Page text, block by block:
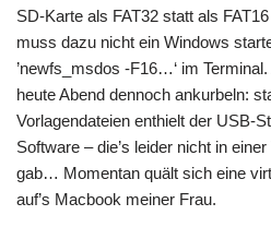
SD-Karte als FAT32 statt als
muss dazu nicht ein Windows
’newfs_msdos -F16…‘ im
heute Abend dennoch ankurbeln:
Vorlagendateien enthielt der USB-
Software – die’s leider nicht in
gab… Momentan quält sich eine
auf’s Macbook meiner Frau.